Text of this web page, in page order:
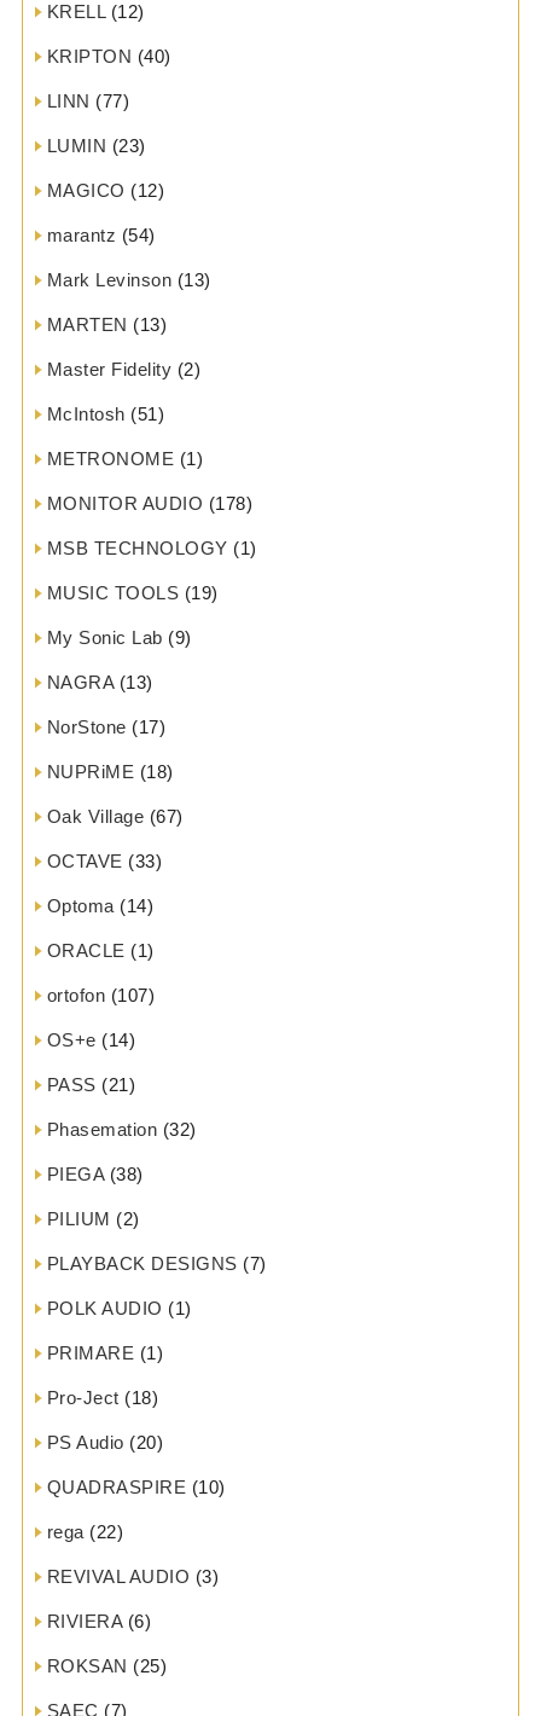
KRELL(12)
KRIPTON (40)
LINN (77)
LUMIN (23)
MAGICO (12)
marantz (54)
Mark Levinson (13)
MARTEN (13)
Master Fidelity (2)
McIntosh (51)
METRONOME (1)
MONITOR AUDIO (178)
MSB TECHNOLOGY (1)
MUSIC TOOLS (19)
My Sonic Lab (9)
NAGRA(13)
NorStone (17)
NUPRiME (18)
Oak Village (67)
OCTAVE (33)
Optoma (14)
ORACLE (1)
ortofon (107)
OS+e (14)
PASS (21)
Phasemation (32)
PIEGA(38)
PILIUM (2)
PLAYBACK DESIGNS (7)
POLK AUDIO (1)
PRIMARE (1)
Pro-Ject (18)
PS Audio (20)
QUADRASPIRE (10)
rega (22)
REVIVAL AUDIO (3)
RIVIERA(6)
ROKSAN (25)
SAEC (7)